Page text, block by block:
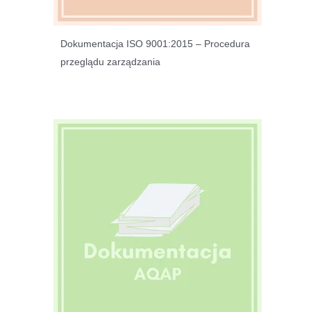
Dokumentacja ISO 9001:2015 – Procedura
przeglądu zarządzania